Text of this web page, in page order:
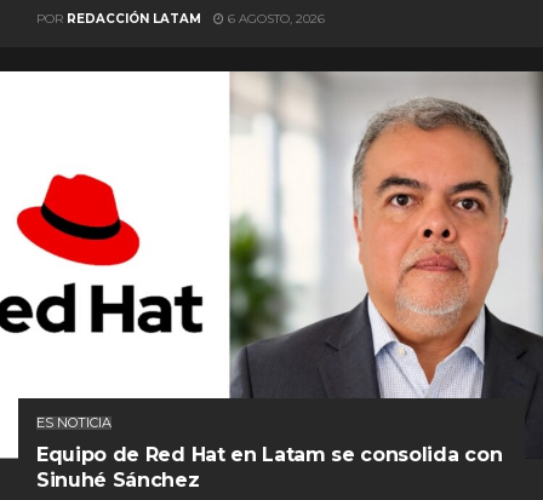
POR REDACCIÓN LATAM 6 AGOSTO, 2026
ES NOTICIA
Equipo de Red Hat en Latam se consolida con
Sinuhé Sánchez